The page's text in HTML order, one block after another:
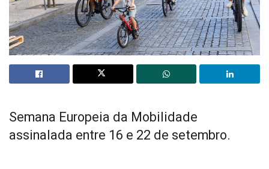
Semana Europeia da Mobilidade
assinalada entre 16 e 22 de setembro.